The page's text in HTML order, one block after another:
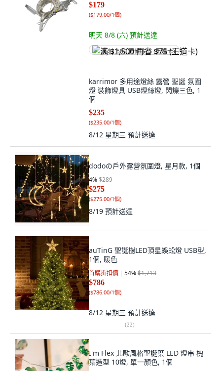
$179
($179.00/1個)
明天 8/8 (六) 預計送達
满 $1,500 再省 $75 (王道卡)
karrimor 多用途燈絲 露營 聖誕 氛圍
燈 裝飾燈具 USB燈絲燈, 閃爍三色, 1
個
$235
($235.00/1個)
8/12 星期三 預計送達
dodoの戶外露營氛圍燈, 星月款, 1個
4%$289
$275
($275.00/1個)
8/19 預計送達
auTinG 聖誕樹LED頂星蜈蚣燈 USB型,
1個, 暖色
首購折扣價 54%$1,713
$786
($786.00/1個)
8/12 星期三 預計送達
(22)
I'm Flex 北歐風格聖誕葉 LED 燈串 槐
葉造型 10燈, 單一顏色, 1個